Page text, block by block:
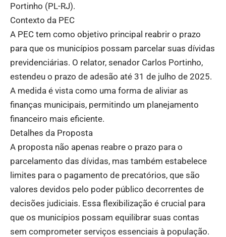
Portinho (PL-RJ).
Contexto da PEC
A PEC tem como objetivo principal reabrir o prazo
para que os municípios possam parcelar suas dívidas
previdenciárias. O relator, senador Carlos Portinho,
estendeu o prazo de adesão até 31 de julho de 2025.
A medida é vista como uma forma de aliviar as
finanças municipais, permitindo um planejamento
financeiro mais eficiente.
Detalhes da Proposta
A proposta não apenas reabre o prazo para o
parcelamento das dívidas, mas também estabelece
limites para o pagamento de precatórios, que são
valores devidos pelo poder público decorrentes de
decisões judiciais. Essa flexibilização é crucial para
que os municípios possam equilibrar suas contas
sem comprometer serviços essenciais à população.